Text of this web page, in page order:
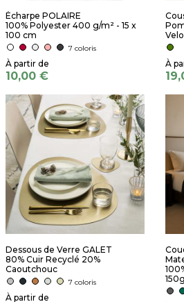
Écharpe POLAIRE
100% Polyester 400 g/m² - 15 x
100 cm
7 coloris
10,00 €
Dessous de Verre GALET
80% Cuir Recyclé 20%
Caoutchouc
7 coloris